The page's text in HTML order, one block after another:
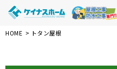
Skip
HOME > トタン屋根